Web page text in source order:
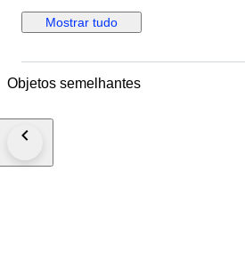
ubytki materiału ) pasek skórzany w bardzo dobrym stanie sprzedaje sam
zegarek bez pudełka i dokumentów .
Mostrar tudo
Objetos semelhantes